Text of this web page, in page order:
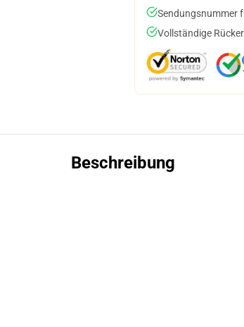
Sendungsnummer
Vollständige
Beschreibung